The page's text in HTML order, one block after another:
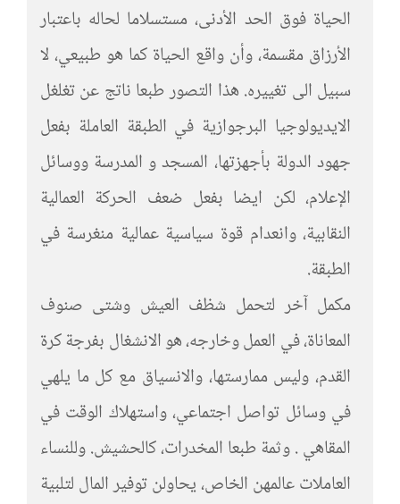
الحياة فوق الحد الأدنى، مستسلاما لحاله باعتبار
الأرزاق مقسمة، وأن واقع الحياة كما هو طبيعي، لا
سبيل الى تغييره. هذا التصور طبعا ناتج عن تغلغل
الايديولوجيا البرجوازية في الطبقة العاملة بفعل
جهود الدولة بأجهزتها، المسجد و المدرسة ووسائل
الإعلام، لكن ايضا بفعل ضعف الحركة العمالية
النقابية، وانعدام قوة سياسية عمالية منغرسة في
الطبقة.
مكمل آخر لتحمل شظف العيش وشتى صنوف
المعاناة، في العمل وخارجه، هو الانشغال بفرجة كرة
القدم، وليس ممارستها، والانسياق مع كل ما يلهي
في وسائل تواصل اجتماعي، واستهلاك الوقت في
المقاهي . وثمة طبعا المخدرات، كالحشيش. وللنساء
العاملات عالمهن الخاص، يحاولن توفير المال لتلبية